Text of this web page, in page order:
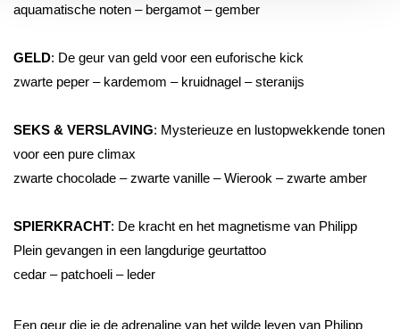
aquamatische noten – bergamot – gember
GELD: De geur van geld voor een euforische kick
zwarte peper – kardemom – kruidnagel – steranijs
SEKS & VERSLAVING: Mysterieuze en lustopwekkende tonen
voor een pure climax
zwarte chocolade – zwarte vanille – Wierook – zwarte amber
SPIERKRACHT: De kracht en het magnetisme van Philipp
Plein gevangen in een langdurige geurtattoo
cedar – patchoeli – leder
Een geur die je de adrenaline van het wilde leven van Philipp